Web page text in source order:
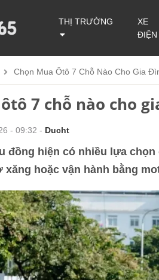
THỊ TRƯỜNG
XE
ĐIỆN
Chọn Mua Ôtô 7 Chỗ Nào Cho Gia
7 chỗ nào cho
- 09:32 - Ducht
đồng hiện có nhiều lựa
xăng hoặc vận hành bằng